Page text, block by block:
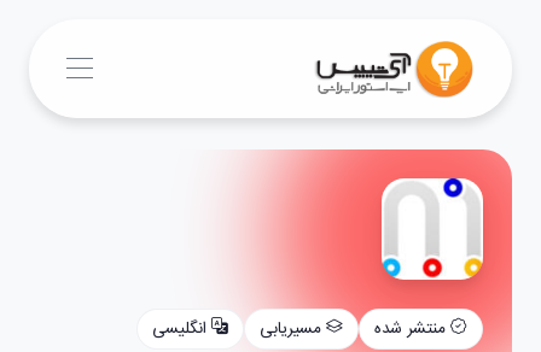
منتشر شده مسیریابی انگلیسی